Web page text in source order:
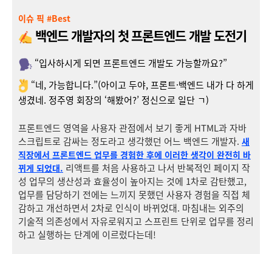
이슈 픽 #Best
백엔드 개발자의 첫 프론트엔드 개발 도전기
“입사하시게 되면 프론트엔드 개발도 가능할까요?”
“네, 가능합니다.”(아이고 두야, 프론트·백엔드 내가 다 하게
생겼네. 정주영 회장의 ‘해봤어?’ 정신으로 일단 ㄱ)
프론트엔드 영역을 사용자 관점에서 보기 좋게 HTML과 자바
스크립트로 감싸는 정도라고 생각했던 어느 백엔드 개발자. 새
직장에서 프론트엔드 업무를 경험한 후에 이러한 생각이 완전히 바
뀌게 되었대. 리액트를 처음 사용하고 나서 반복적인 페이지 작
성 업무의 생산성과 효율성이 높아지는 것에 1차로 감탄했고,
업무를 담당하기 전에는 느끼지 못했던 사용자 경험을 직접 체
감하고 개선하면서 2차로 인식이 바뀌었대. 마침내는 외주의
기술적 의존성에서 자유로워지고 스프린트 단위로 업무를 정리
하고 실행하는 단계에 이르렀다는데!